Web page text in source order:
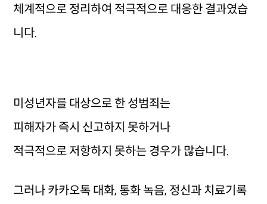
체계적으로 정리하여 적극적으로 대응한 결과였습
니다.
미성년자를 대상으로 한 성범죄는
피해자가 즉시 신고하지 못하거나
적극적으로 저항하지 못하는 경우가 많습니다.
그러나 카카오톡 대화, 통화 녹음, 정신과 치료기록